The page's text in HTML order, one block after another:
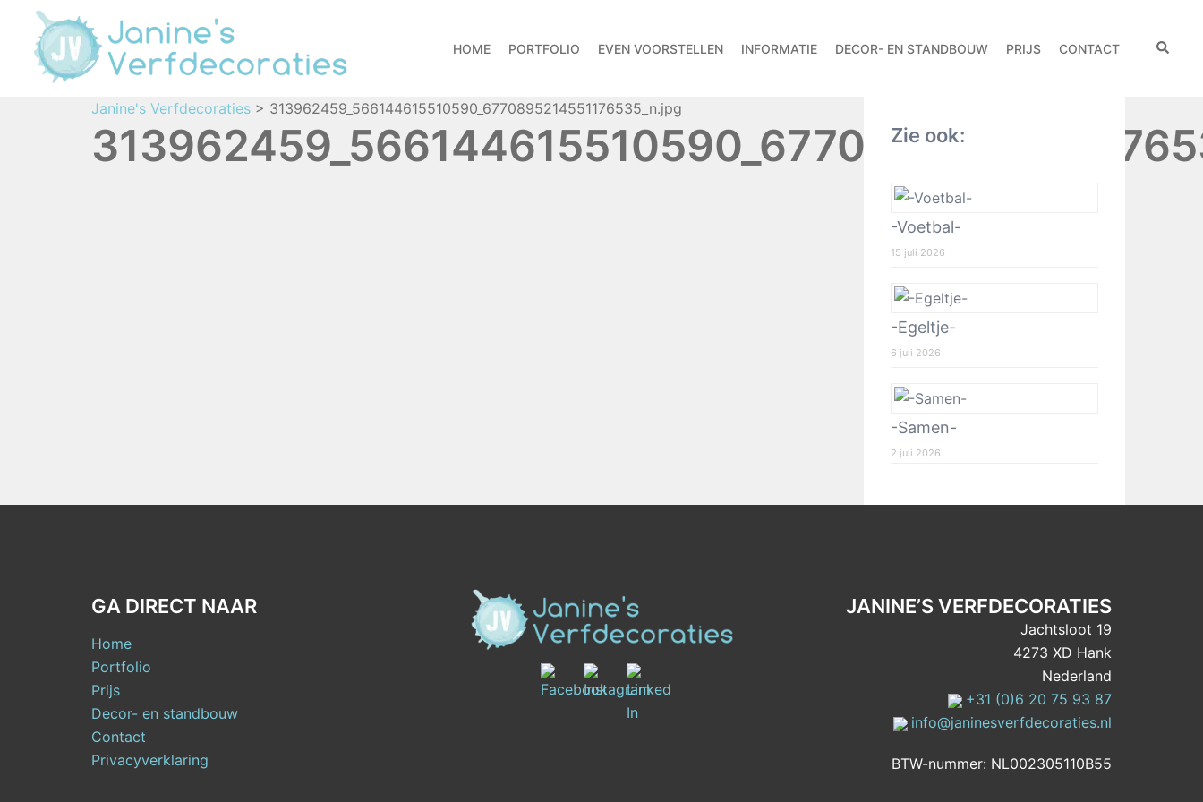
HOME PORTFOLIO EVEN VOORSTELLEN INFORMATIE DECOR- EN STANDBOUW PRIJS CONTACT
Janine's Verfdecoraties > 313962459_566144615510590_6770895214551176535_n.jpg
Zie ook:
-Voetbal-
15 juli 2026
-Egeltje-
6 juli 2026
-Samen-
2 juli 2026
GA DIRECT NAAR
Home
Portfolio
Prijs
Decor- en standbouw
Contact
Privacyverklaring
JANINE’S VERFDECORATIES
Jachtsloot 19
4273 XD Hank
Nederland
+31 (0)6 20 75 93 87
info@janinesverfdecoraties.nl
BTW-nummer: NL002305110B55